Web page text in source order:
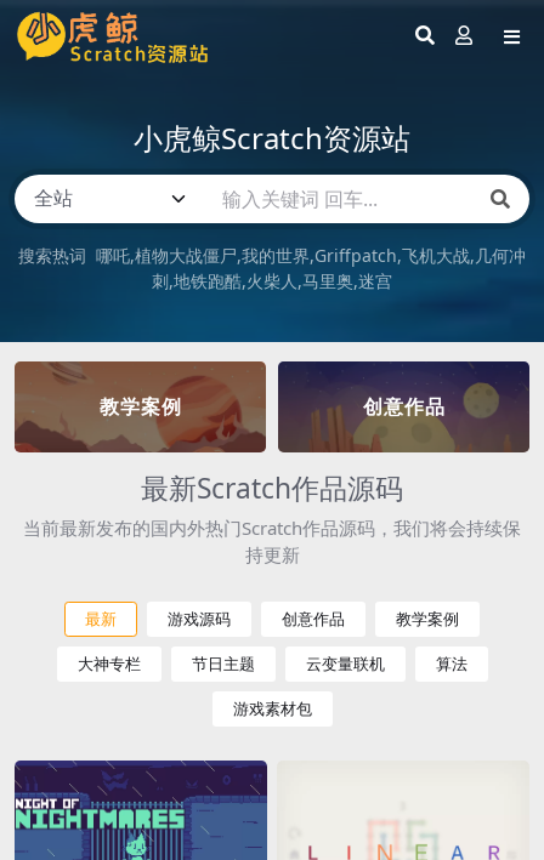
小虎鲸Scratch资源站
搜索热词 哪吒 植物大战僵尸 我的世界 Griffpatch 飞机大战 几何冲
刺 地铁跑酷 火柴人 马里奥 迷宫
教学案例 创意作品
最新Scratch作品源码
当前最新发布的国内外热门Scratch作品源码，我们将会持续保
持更新
最新 游戏源码 创意作品 教学案例
大神专栏 节日主题 云变量联机 算法
游戏素材包